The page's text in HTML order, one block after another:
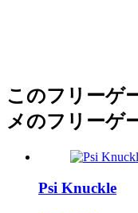
このフリーゲ
メのフリーゲ
Psi Knuckle